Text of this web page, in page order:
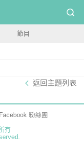
節目
返回主題列表
Facebook 粉絲團
有